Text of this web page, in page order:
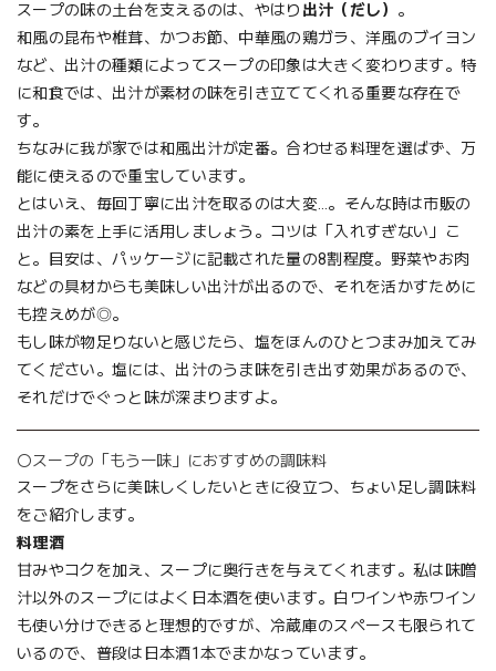
スープの味の土台を支えるのは、やはり 出汁（だし） 。
和風の昆布や椎茸、かつお節、中華風の鶏ガラ、洋風のブイヨン
など、出汁の種類によってスープの印象は大きく変わります。特
に和食では、出汁が素材の味を引き立ててくれる重要な存在で
す。
ちなみに我が家では和風出汁が定番。合わせる料理を選ばず、万
能に使えるので重宝しています。
とはいえ、毎回丁寧に出汁を取るのは大変…。そんな時は市販の
出汁の素を上手に活用しましょう。コツは「入れすぎない」こ
と。目安は、パッケージに記載された量の8割程度。野菜やお肉
などの具材からも美味しい出汁が出るので、それを活かすために
も控えめが◎。
もし味が物足りないと感じたら、 塩をほんのひとつまみ加えてみ
てください。塩には、出汁のうま味を引き出す効果があるので、
それだけでぐっと味が深まりますよ。
〇スープの「もう一味」におすすめの調味料
スープをさらに美味しくしたいときに役立つ、ちょい足し調味料
をご紹介します。
料理酒
甘みやコクを加え、スープに奥行きを与えてくれます。私は味噌
汁以外のスープにはよく日本酒を使います。白ワインや赤ワイン
も使い分けできると理想的ですが、冷蔵庫のスペースも限られて
いるので、普段は日本酒1本でまかなっています。